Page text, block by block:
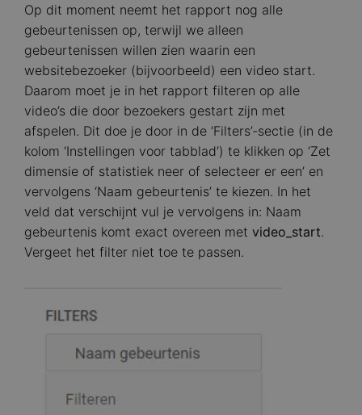
Op dit moment neemt het rapport nog alle
gebeurtenissen op, terwijl we alleen
gebeurtenissen willen zien waarin een
websitebezoeker (bijvoorbeeld) een video start.
Daarom moet je in het rapport filteren op alle
video’s die door bezoekers gestart zijn met
afspelen. Dit doe je door in de ‘Filters’-sectie (in de
kolom ‘Instellingen voor tabblad’) te klikken op ‘Zet
dimensie of statistiek neer of selecteer er een’ en
vervolgens ‘Naam gebeurtenis’ te kiezen. In het
veld dat verschijnt vul je vervolgens in: Naam
gebeurtenis komt exact overeen met video_start.
Vergeet het filter niet toe te passen.